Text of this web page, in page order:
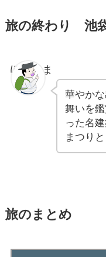
旅の終わり 池
ぽちゃま
華やか
舞いを
った名
まつり
旅のまとめ